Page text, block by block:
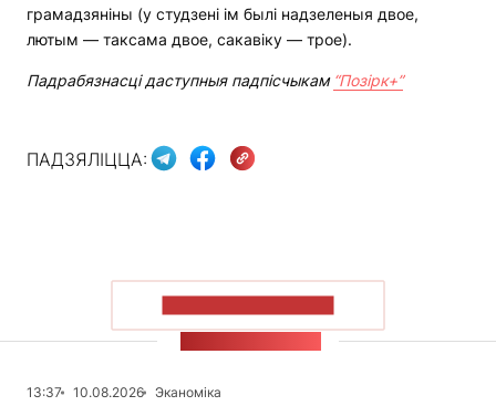
грамадзяніны (у студзені ім былі надзеленыя двое,
лютым — таксама двое, сакавіку — трое).
Падрабязнасці даступныя падпісчыкам “Позірк+”
ПАДЗЯЛІЦЦА:
13:37 10.08.2026
Эканоміка